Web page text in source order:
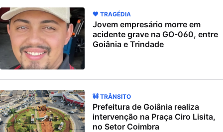
🖤 TRAGÉDIA
Jovem empresário morre em
acidente grave na GO-060, entre
Goiânia e Trindade
🚧 TRÂNSITO
Prefeitura de Goiânia realiza
intervenção na Praça Ciro Lisita,
no Setor Coimbra